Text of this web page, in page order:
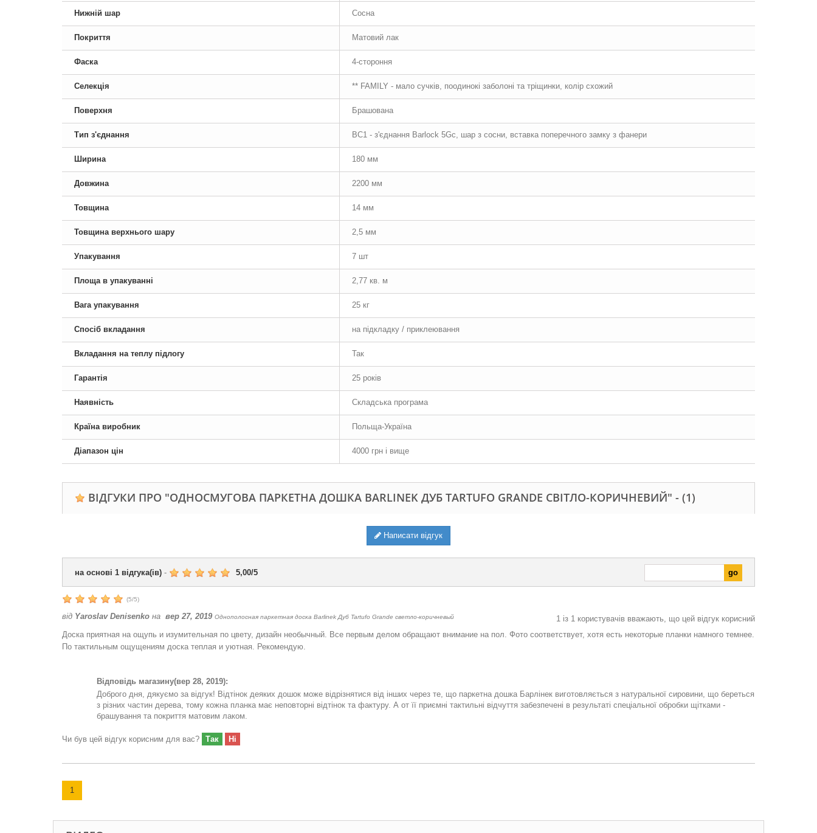
Нижній шар Сосна
Покриття Матовий лак
Фаска 4-стороння
Селекція ** FAMILY - мало сучків, поодинокі заболоні та тріщинки, колір схожий
Поверхня Брашована
Тип з'єднання BC1 - з'єднання Barlock 5Gc, шар з сосни, вставка поперечного замку з фанери
Ширина 180 мм
Довжина 2200 мм
Товщина 14 мм
Товщина верхнього шару 2,5 мм
Упакування 7 шт
Площа в упакуванні 2,77 кв. м
Вага упакування 25 кг
Спосіб вкладання на підкладку / приклеювання
Вкладання на теплу підлогу Так
Гарантія 25 років
Наявність Складська програма
Країна виробник Польща-Україна
Діапазон цін 4000 грн і вище
ВІДГУКИ ПРО "ОДНОСМУГОВА ПАРКЕТНА ДОШКА BARLINEK ДУБ TARTUFO GRANDE СВІТЛО-КОРИЧНЕВИЙ" - (1)
Написати відгук
на основі 1 відгука(ів) - 5,00/5
(5/5)
від Yaroslav Denisenko на вер 27, 2019 Однополосная паркетная доска Barlinek Дуб Tartufo Grande светло-коричневый 1 із 1 користувачів вважають, що цей відгук корисний
Доска приятная на ощупь и изумительная по цвету, дизайн необычный. Все первым делом обращают внимание на пол. Фото соответствует, хотя есть некоторые планки намного темнее.
По тактильным ощущениям доска теплая и уютная. Рекомендую.
Відповідь магазину(вер 28, 2019):
Доброго дня, дякуємо за відгук! Відтінок деяких дошок може відрізнятися від інших через те, що паркетна дошка Барлінек виготовляється з натуральної сировини, що береться
з різних частин дерева, тому кожна планка має неповторні відтінок та фактуру. А от її приємні тактильні відчуття забезпечені в результаті спеціальної обробки щітками -
брашування та покриття матовим лаком.
Чи був цей відгук корисним для вас? Так Ні
1